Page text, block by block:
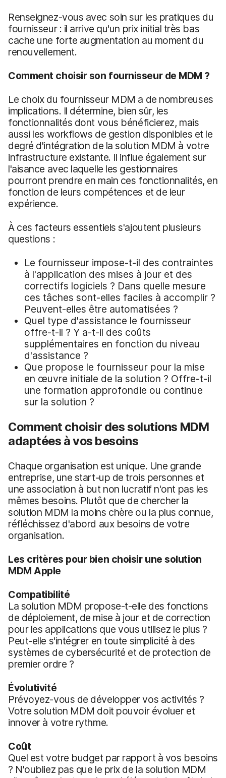
Renseignez-vous avec soin sur les pratiques du
fournisseur : il arrive qu'un prix initial très bas
cache une forte augmentation au moment du
renouvellement.
Comment choisir son fournisseur de MDM ?
Le choix du fournisseur MDM a de nombreuses
implications. Il détermine, bien sûr, les
fonctionnalités dont vous bénéficierez, mais
aussi les workflows de gestion disponibles et le
degré d'intégration de la solution MDM à votre
infrastructure existante. Il influe également sur
l'aisance avec laquelle les gestionnaires
pourront prendre en main ces fonctionnalités, en
fonction de leurs compétences et de leur
expérience.
À ces facteurs essentiels s'ajoutent plusieurs
questions :
Le fournisseur impose-t-il des contraintes
à l'application des mises à jour et des
correctifs logiciels ? Dans quelle mesure
ces tâches sont-elles faciles à accomplir ?
Peuvent-elles être automatisées ?
Quel type d'assistance le fournisseur
offre-t-il ? Y a-t-il des coûts
supplémentaires en fonction du niveau
d'assistance ?
Que propose le fournisseur pour la mise
en œuvre initiale de la solution ? Offre-t-il
une formation approfondie ou continue
sur la solution ?
Comment choisir des solutions MDM
adaptées à vos besoins
Chaque organisation est unique. Une grande
entreprise, une start-up de trois personnes et
une association à but non lucratif n'ont pas les
mêmes besoins. Plutôt que de chercher la
solution MDM la moins chère ou la plus connue,
réfléchissez d'abord aux besoins de votre
organisation.
Les critères pour bien choisir une solution
MDM Apple
Compatibilité
La solution MDM propose-t-elle des fonctions
de déploiement, de mise à jour et de correction
pour les applications que vous utilisez le plus ?
Peut-elle s'intégrer en toute simplicité à des
systèmes de cybersécurité et de protection de
premier ordre ?
Évolutivité
Prévoyez-vous de développer vos activités ?
Votre solution MDM doit pouvoir évoluer et
innover à votre rythme.
Coût
Quel est votre budget par rapport à vos besoins
? N'oubliez pas que le prix de la solution MDM